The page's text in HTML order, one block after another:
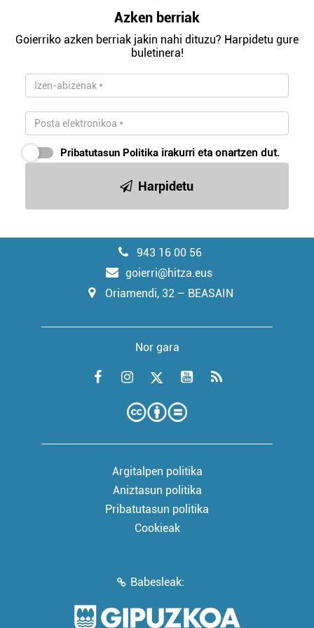
Azken berriak
Goierriko azken berriak jakin nahi dituzu? Harpidetu gure
buletinera!
Pribatutasun Politika irakurri eta onartzen dut.
Harpidetu
943 16 00 56
goierri@hitza.eus
Oriamendi, 32 – BEASAIN
Nor gara
Argitalpen politika
Aniztasun politika
Pribatutasun politika
Cookieak
Babesleak: